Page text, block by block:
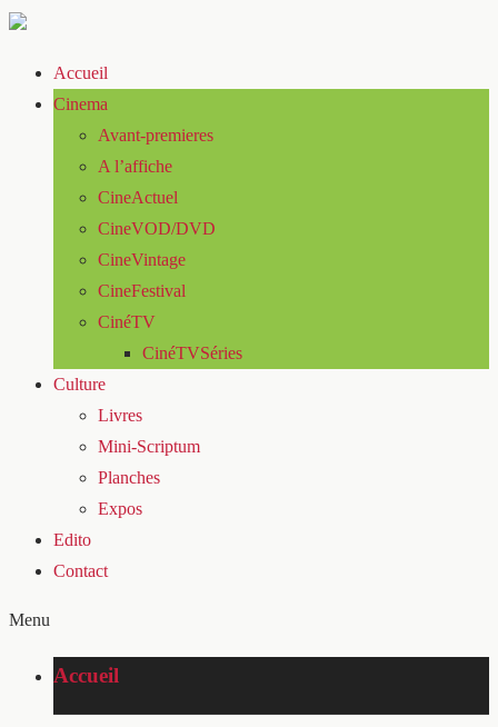
Accueil
Cinema
Avant-premieres
A l’affiche
CineActuel
CineVOD/DVD
CineVintage
CineFestival
CinéTV
CinéTVSéries
Culture
Livres
Mini-Scriptum
Planches
Expos
Edito
Contact
Menu
Accueil